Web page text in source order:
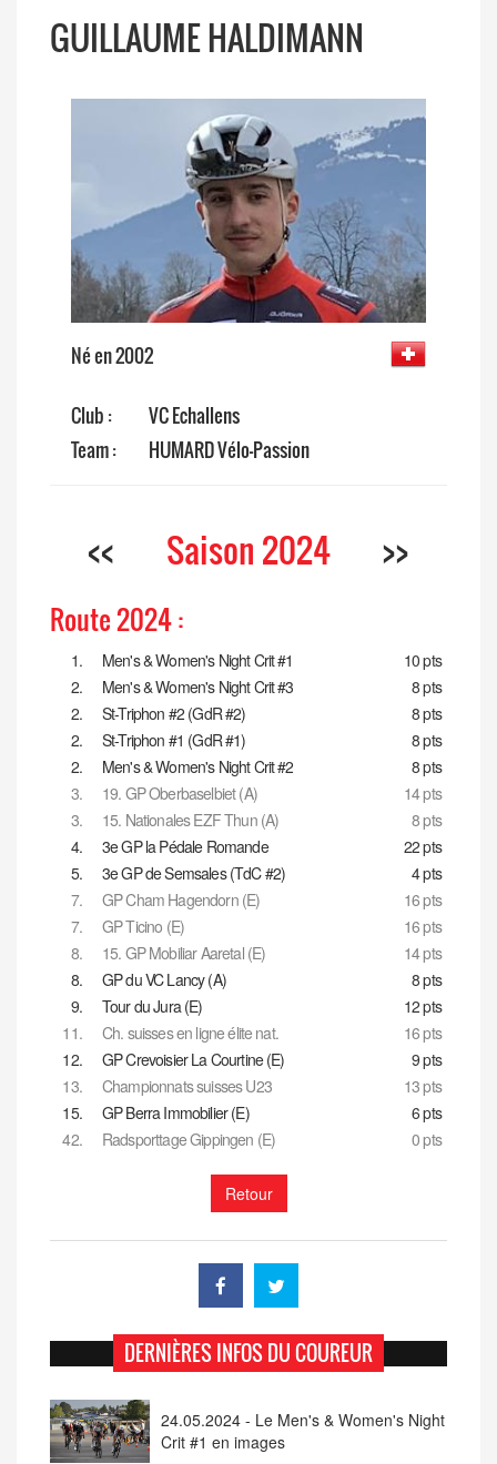
GUILLAUME HALDIMANN
Né en 2002
Club :
VC Echallens
Team :
HUMARD Vélo-Passion
<< Saison 2024 >>
Route 2024 :
1. Men's & Women's Night Crit #1
10 pts
2.
Men's & Women's Night Crit #3
8 pts
2.
St-Triphon #2 (GdR #2)
8 pts
2.
St-Triphon #1 (GdR #1)
8 pts
2.
Men's & Women's Night Crit #2
8 pts
3.
19. GP Oberbaselbiet (A)
14 pts
3.
15. Nationales EZF Thun (A)
8 pts
4.
3e GP la Pédale Romande
22 pts
5.
3e GP de Semsales (TdC #2)
4 pts
7.
GP Cham Hagendorn (E)
16 pts
7.
GP Ticino (E)
16 pts
8.
15. GP Mobiliar Aaretal (E)
14 pts
8.
GP du VC Lancy (A)
8 pts
9.
Tour du Jura (E)
12 pts
11.
Ch. suisses en ligne élite nat.
16 pts
12.
GP Crevoisier La Courtine (E)
9 pts
13.
Championnats suisses U23
13 pts
15.
GP Berra Immobilier (E)
6 pts
42.
Radsporttage Gippingen (E) 0 pts
Retour
DERNIÈRES INFOS DU COUREUR
24.05.2024 - Le Men's & Women's Night
Crit #1 en images